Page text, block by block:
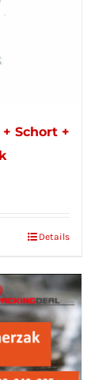
+ Schort +
Details